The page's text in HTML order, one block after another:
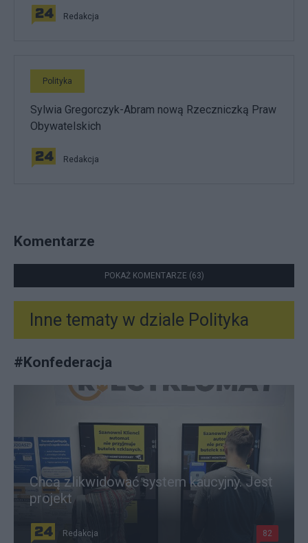
Redakcja
Polityka
Sylwia Gregorczyk-Abram nową Rzeczniczką Praw
Obywatelskich
Redakcja
Komentarze
POKAŻ KOMENTARZE (63)
Inne tematy w dziale Polityka
#Konfederacja
Chcą zlikwidować system kaucyjny. Jest
projekt
Redakcja 82